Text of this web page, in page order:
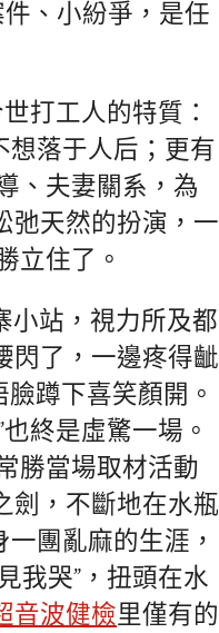
、小紛爭，是任
打工人的特質：
想落于人后；更有
、夫妻關系，為
弛天然的扮演，一
立住了。
小站，視力所及都
閃了，一邊疼得齜
臉蹲下喜笑顏開。
終是虛驚一場。
勝當場取材活動
劍，不斷地在水瓶
團亂麻的生涯，
我哭”，扭頭在水
音波健檢里僅有的